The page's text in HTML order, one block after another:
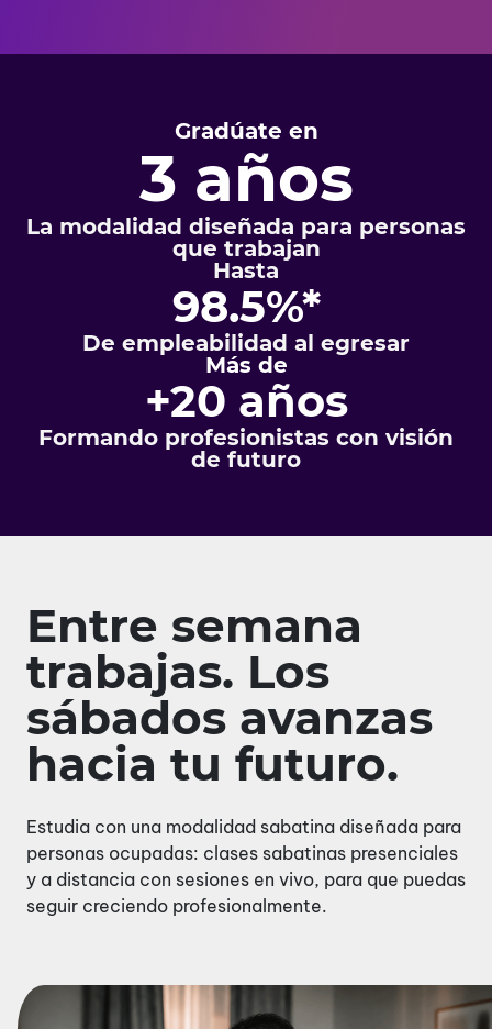
Gradúate en
3 años
La modalidad diseñada para personas
que trabajan
Hasta
98.5%*
De empleabilidad al egresar
Más de
+20 años
Formando profesionistas con visión
de futuro
Entre semana
trabajas. Los
sábados avanzas
hacia tu futuro.
Estudia con una modalidad sabatina diseñada para
personas ocupadas: clases sabatinas presenciales
y a distancia con sesiones en vivo, para que puedas
seguir creciendo profesionalmente.